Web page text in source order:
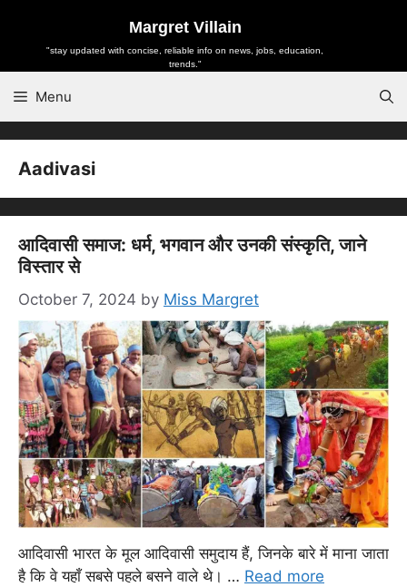
content
Margret Villain
"stay updated with concise, reliable info on news, jobs, education,
trends."
Menu
Aadivasi
आदिवासी समाज: धर्म, भगवान और उनकी संस्कृति, जाने
विस्तार से
October 7, 2024 by Miss Margret
आदिवासी भारत के मूल आदिवासी समुदाय हैं, जिनके बारे में माना जाता
है कि वे यहाँ सबसे पहले बसने वाले थे। … Read more